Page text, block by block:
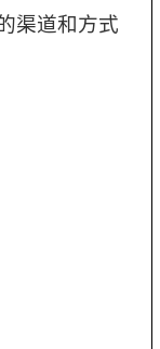
渠道和方式